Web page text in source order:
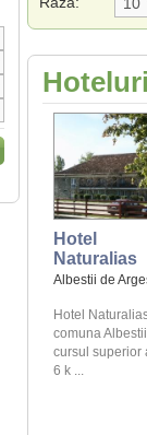
Hotel
Naturalias
Albestii de
Hotel
comuna
cursul superior
6 k ...